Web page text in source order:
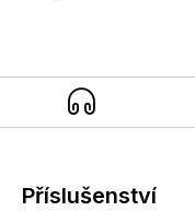
Příslušenství